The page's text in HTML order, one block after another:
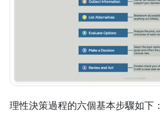
理性決策過程的六個基本步驟如下：